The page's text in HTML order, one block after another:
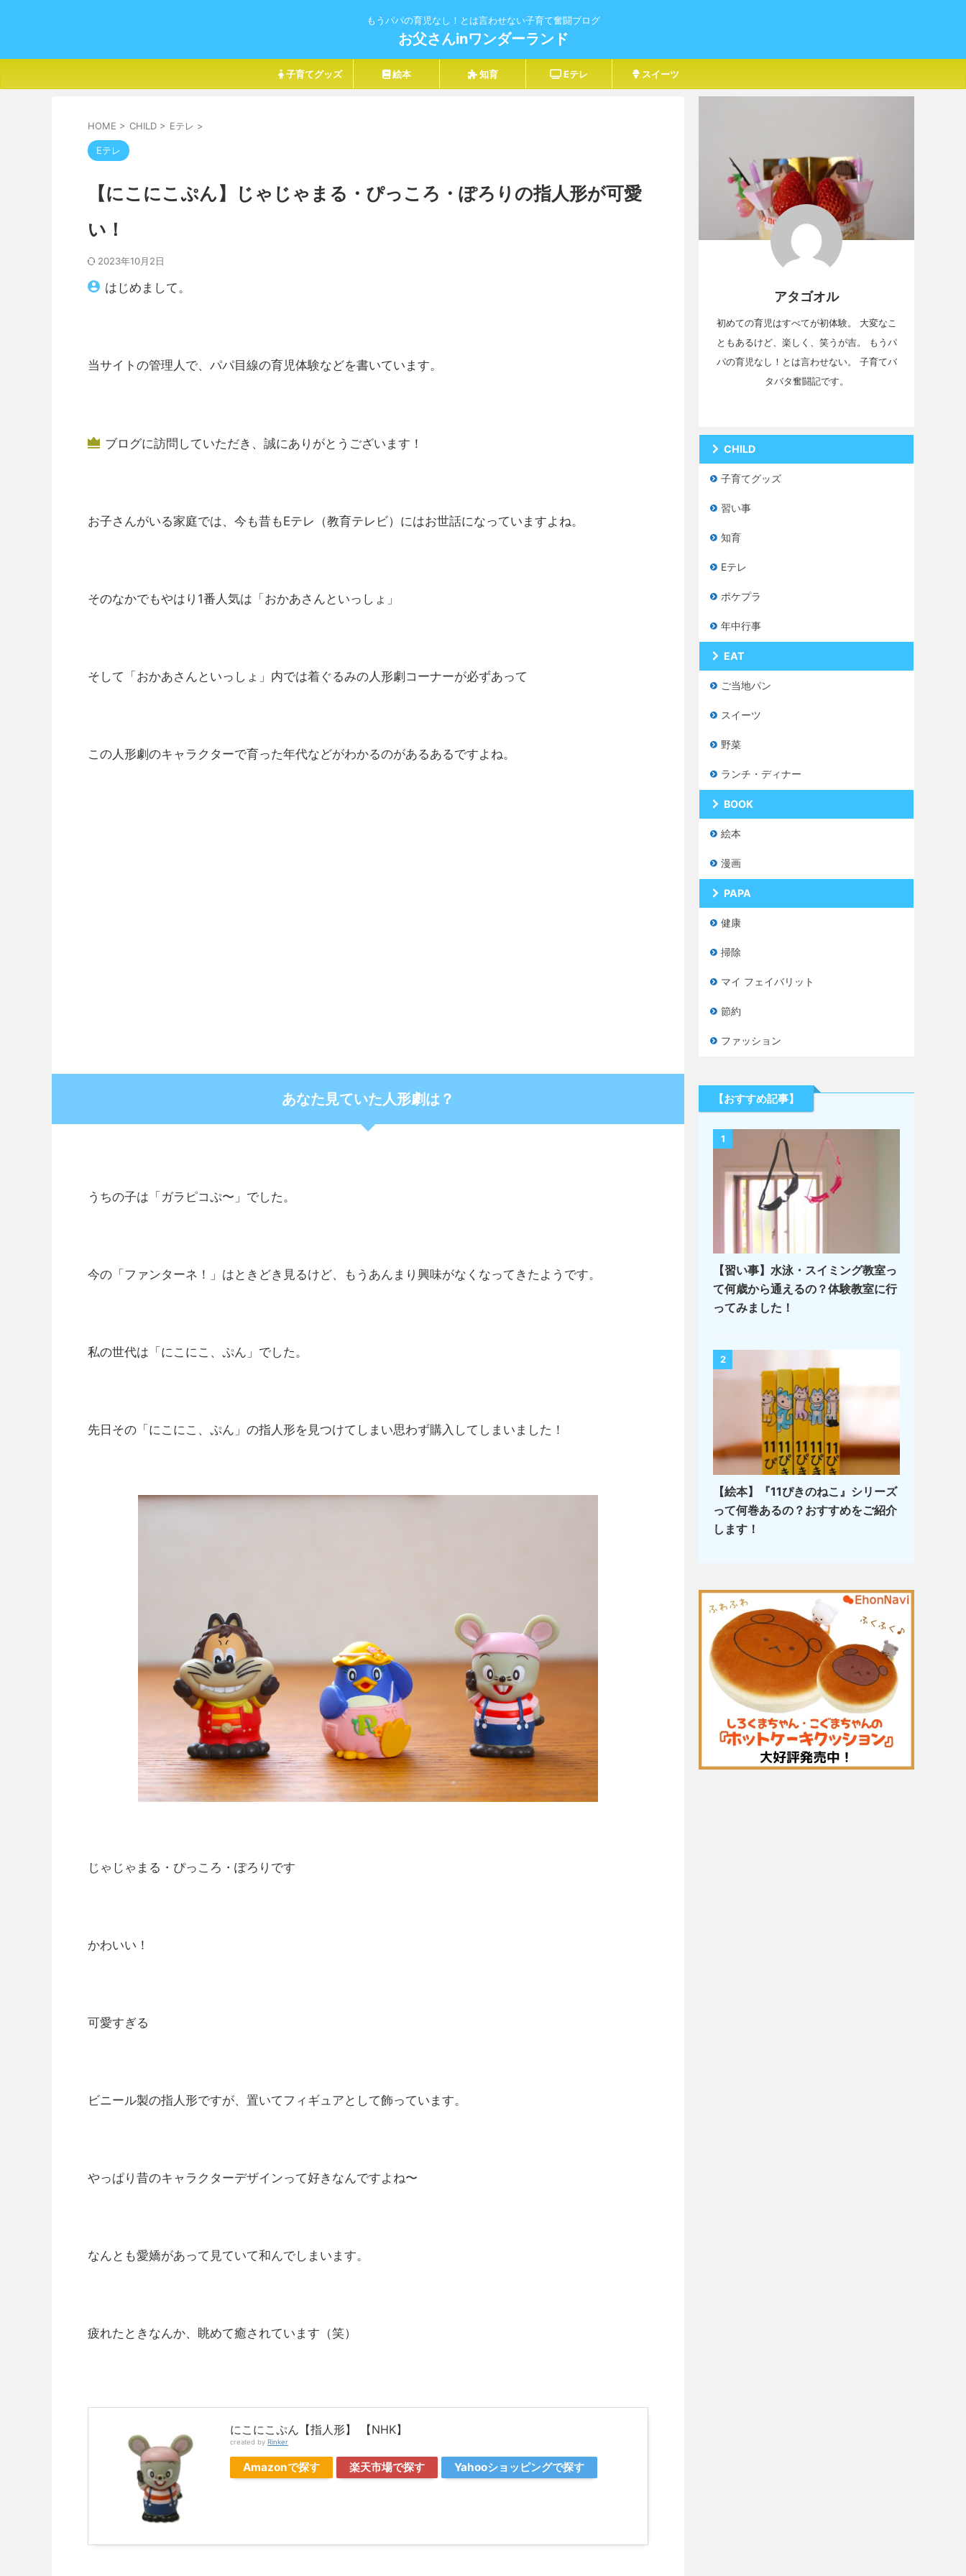
もうパパの育児なし！とは言わせない子育て奮闘ブログ
お父さんinワンダーランド
子育てグッズ 絵本 知育 Eテレ スイーツ
HOME > CHILD > Eテレ >
Eテレ
【にこにこぷん】じゃじゃまる・ぴっころ・ぽろりの指人形が可愛
い！
2023年10月2日
はじめまして。
当サイトの管理人で、パパ目線の育児体験などを書いています。
ブログに訪問していただき、誠にありがとうございます！
お子さんがいる家庭では、今も昔もEテレ（教育テレビ）にはお世話になっていますよね。
そのなかでもやはり1番人気は「おかあさんといっしょ」
そして「おかあさんといっしょ」内では着ぐるみの人形劇コーナーが必ずあって
この人形劇のキャラクターで育った年代などがわかるのがあるあるですよね。
あなた見ていた人形劇は？
うちの子は「ガラピコぷ〜」でした。
今の「ファンターネ！」はときどき見るけど、もうあんまり興味がなくなってきたようです。
私の世代は「にこにこ、ぷん」でした。
先日その「にこにこ、ぷん」の指人形を見つけてしまい思わず購入してしまいました！
じゃじゃまる・ぴっころ・ぽろりです
かわいい！
可愛すぎる
ビニール製の指人形ですが、置いてフィギュアとして飾っています。
やっぱり昔のキャラクターデザインって好きなんですよね〜
なんとも愛嬌があって見ていて和んでしまいます。
疲れたときなんか、眺めて癒されています（笑）
にこにこぷん【指人形】 【NHK】
created by Rinker
Amazonで探す 楽天市場で探す Yahooショッピングで探す
アタゴオル
初めての育児はすべてが初体験。 大変なこ
ともあるけど、楽しく、笑うが吉。 もうパ
パの育児なし！とは言わせない。 子育てバ
タバタ奮闘記です。
CHILD
子育てグッズ
習い事
知育
Eテレ
ポケプラ
年中行事
EAT
ご当地パン
スイーツ
野菜
ランチ・ディナー
BOOK
絵本
漫画
PAPA
健康
掃除
マイ フェイバリット
節約
ファッション
【おすすめ記事】
1
【習い事】水泳・スイミング教室っ
て何歳から通えるの？体験教室に行
ってみました！
2
【絵本】『11ぴきのねこ』シリーズ
って何巻あるの？おすすめをご紹介
します！